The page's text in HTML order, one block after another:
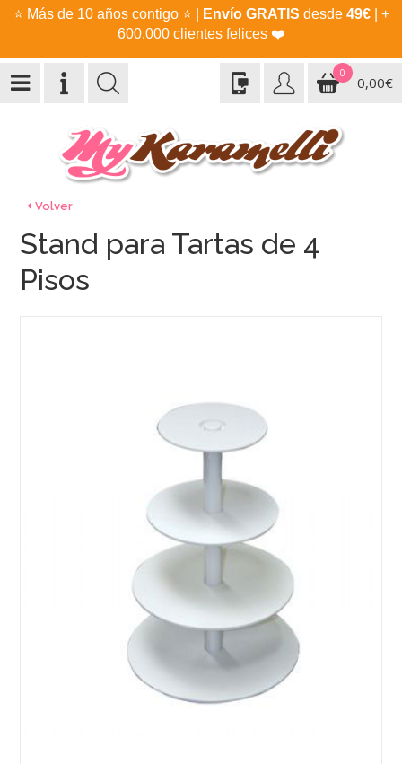
⭐ Más de 10 años contigo ⭐ Envío GRATIS desde 49€| +
600.000 clientes felices ❤️
0
0,00€
Volver
Stand para Tartas de 4
Pisos